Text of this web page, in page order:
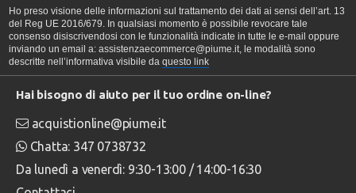
Ho preso visione delle informazioni sul trattamento dei dati ai sensi dell’art. 13
del Reg UE 2016/679. In qualsiasi momento è possibile revocare tale
consenso disiscrivendosi con le funzionalità indicate in tutte le e-mail oppure
inviando un email a: assistenzaecommerce@piume.it, le modalità sono
descritte nell’informativa visibile da questo link
Hai bisogno di aiuto per il tuo ordine on-line?
acquistionline@piume.it
Chatta: 347 0738732
Da lunedì a venerdì: 9:30-13:00 / 14:00-16:30